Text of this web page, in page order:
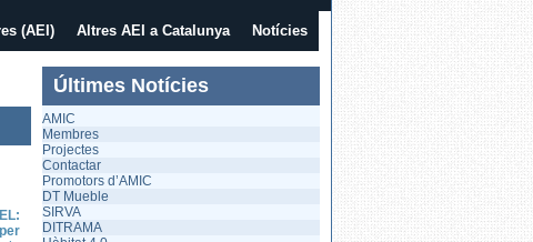
(AEI) Altres AEI a Catalunya Notícies
Últimes Notícies
AMIC
Membres
Projectes
Contactar
Promotors d’AMIC
DT Mueble
SIRVA
DITRAMA